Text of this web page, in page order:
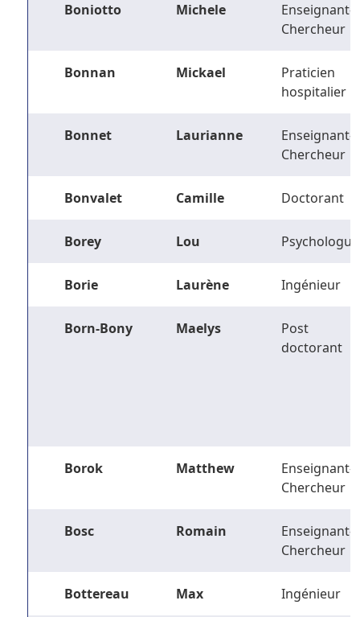
Boniotto Michele
Enseignant-
Chercheur
Bonnan Mickael
Praticien
hospitalier
Bonnet Laurianne
Enseignant-
Chercheur
Bonvalet Camille Doctorant
Borey Lou Psychologue
Borie Laurène Ingénieur
Born-Bony Maelys
Post
doctorant
Borok Matthew
Enseignant-
Chercheur
Bosc Romain
Enseignant-
Chercheur
Bottereau Max Ingénieur